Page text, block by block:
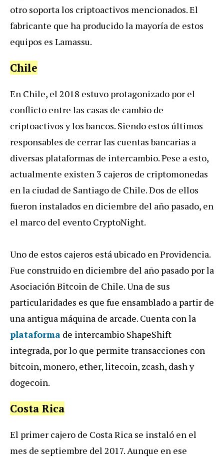
otro soporta los criptoactivos mencionados. El
fabricante que ha producido la mayoría de estos
equipos es Lamassu.
Chile
En Chile, el 2018 estuvo protagonizado por el
conflicto entre las casas de cambio de
criptoactivos y los bancos. Siendo estos últimos
responsables de cerrar las cuentas bancarias a
diversas plataformas de intercambio. Pese a esto,
actualmente existen 3 cajeros de criptomonedas
en la ciudad de Santiago de Chile. Dos de ellos
fueron instalados en diciembre del año pasado, en
el marco del evento CryptoNight.
Uno de estos cajeros está ubicado en Providencia.
Fue construido en diciembre del año pasado por la
Asociación Bitcoin de Chile. Una de sus
particularidades es que fue ensamblado a partir de
una antigua máquina de arcade. Cuenta con la
plataforma de intercambio ShapeShift
integrada, por lo que permite transacciones con
bitcoin, monero, ether, litecoin, zcash, dash y
dogecoin.
Costa Rica
El primer cajero de Costa Rica se instaló en el
mes de septiembre del 2017. Aunque en ese